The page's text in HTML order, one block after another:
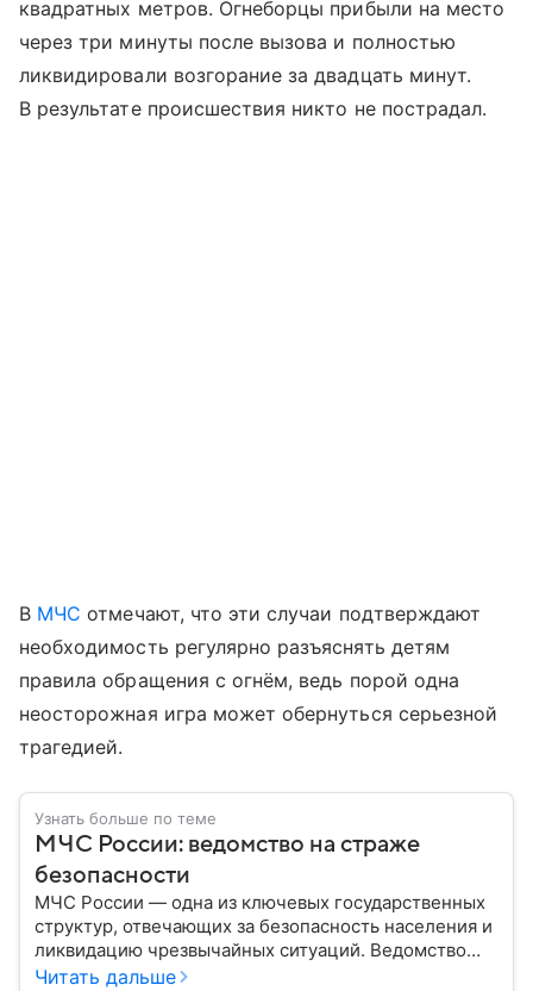
квадратных метров. Огнеборцы прибыли на место
через три минуты после вызова и полностью
ликвидировали возгорание за двадцать минут.
В результате происшествия никто не пострадал.
В МЧС отмечают, что эти случаи подтверждают
необходимость регулярно разъяснять детям
правила обращения с огнём, ведь порой одна
неосторожная игра может обернуться серьезной
трагедией.
Узнать больше по теме
МЧС России: ведомство на страже
безопасности
МЧС России — одна из ключевых государственных
структур, отвечающих за безопасность населения и
ликвидацию чрезвычайных ситуаций. Ведомство
играет важную роль в защите граждан от
Читать дальше